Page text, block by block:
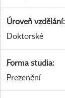
Úroveň vzdělání:
Doktorské
Forma studia:
Prezenční